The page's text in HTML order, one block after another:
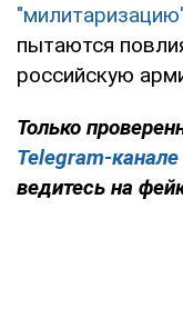
пытаются
российскую
Только
Telegram-канале
ведитесь на